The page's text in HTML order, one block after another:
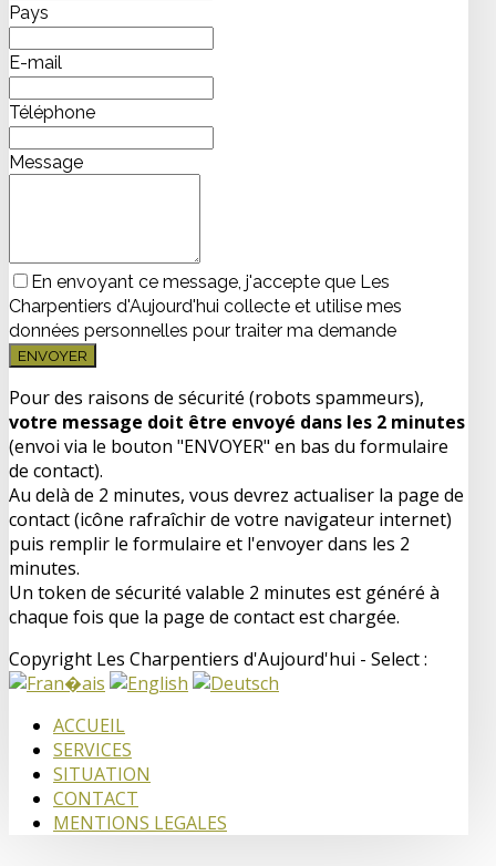
Pays
E-mail
Téléphone
Message
En envoyant ce message, j'accepte que Les
Charpentiers d'Aujourd'hui collecte et utilise mes
données personnelles pour traiter ma demande
ENVOYER
Pour des raisons de sécurité (robots spammeurs),
votre message doit être envoyé dans les 2 minutes
(envoi via le bouton "ENVOYER" en bas du formulaire
de contact).
Au delà de 2 minutes, vous devrez actualiser la page de
contact (icône rafraîchir de votre navigateur internet)
puis remplir le formulaire et l'envoyer dans les 2
minutes.
Un token de sécurité valable 2 minutes est généré à
chaque fois que la page de contact est chargée.
Copyright Les Charpentiers d'Aujourd'hui - Select :
ACCUEIL
SERVICES
SITUATION
CONTACT
MENTIONS LEGALES